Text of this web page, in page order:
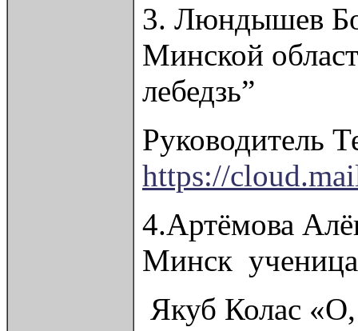
3. Люндышев
Минской
лебедзь”
Руководитель
https://
4.Артёмова
Минск
Якуб Колас